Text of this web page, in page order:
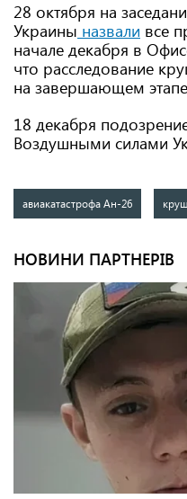
28 октября на
Украины назвали все
начале декабря в
что расследование
на завершающем
18 декабря
Воздушными силами
авиакатастрофа Ан-26